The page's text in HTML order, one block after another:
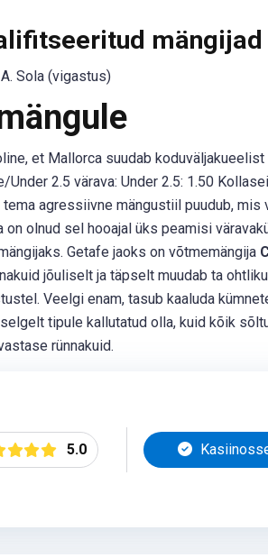
mängijad
Sola (vigastus)
et Mallorca suudab koduväljakueelist
2.5 värava: Under 2.5: 1.50
agressiivne mängustiil puudub, mis
on olnud sel hooajal üks peamisi
Getafe jaoks on võtmemängija
jõuliselt ja täpselt muudab ta
Veelgi enam, tasub kaaluda
tipule kallutatud olla, kuid kõik
rünnakuid.
5.0